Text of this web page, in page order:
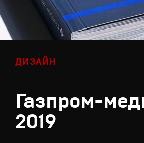
ДИЗАЙН
Газпром-
2019